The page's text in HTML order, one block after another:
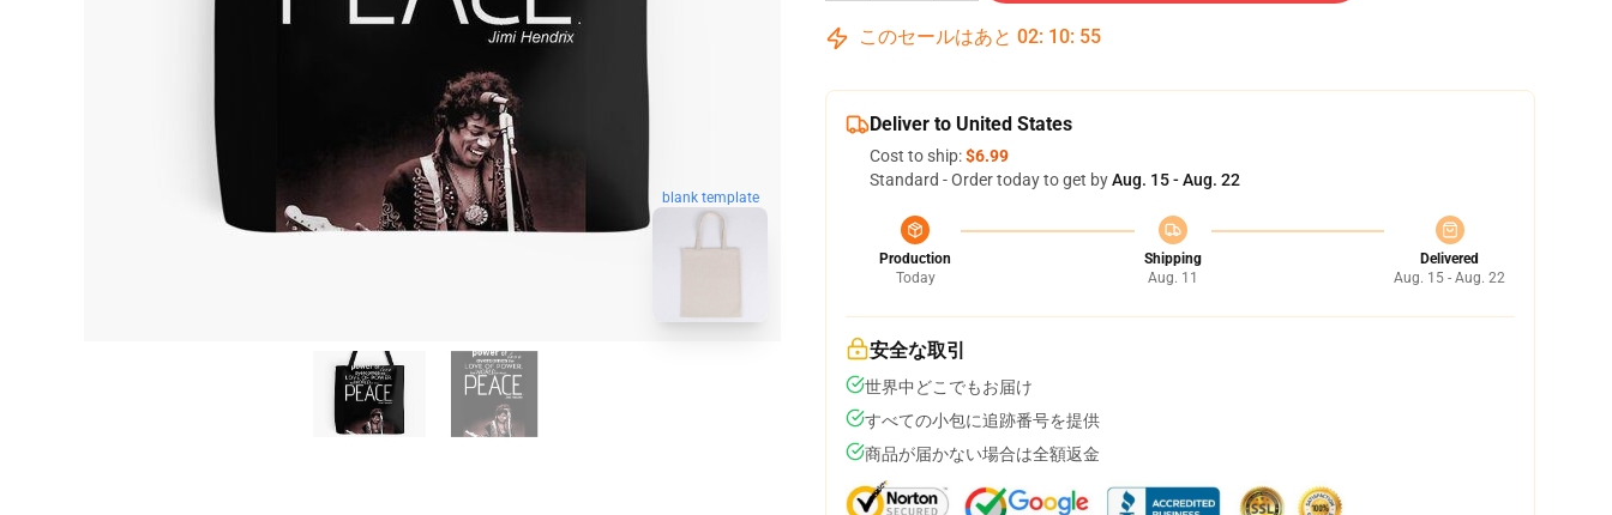
blank template
このセールはあと 02: 10: 54
Deliver to United States
Cost to ship:$6.99
Standard - Order today to get byAug. 15 - Aug. 22
Production
Today
Shipping
Aug. 11
Delivered
Aug. 15 - Aug. 22
安全な取引
世界中どこでもお届け
すべての小包に追跡番号を提供
商品が届かない場合は全額返金